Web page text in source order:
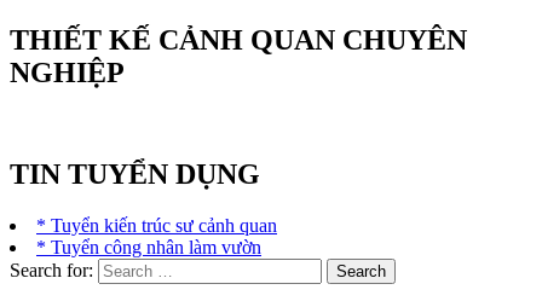
THIẾT KẾ CẢNH QUAN CHUYÊN
NGHIỆP
TIN TUYỂN DỤNG
* Tuyển kiến trúc sư cảnh quan
* Tuyển công nhân làm vườn
Search for: